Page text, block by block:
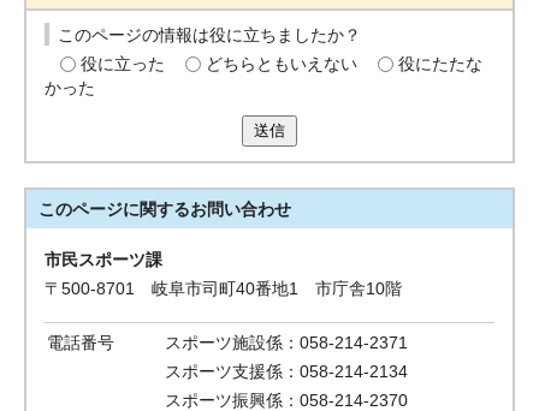
このページの情報は役に立ちましたか？
役に立った
どちらともいえない
役にたたな
かった
送信
このページに関するお問い合わせ
市民スポーツ課
〒500-8701 岐阜市司町40番地1 市庁舎10階
電話番号
スポーツ施設係：058-214-2371
スポーツ支援係：058-214-2134
スポーツ振興係：058-214-2370